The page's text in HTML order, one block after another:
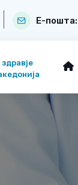
Е-пошта: